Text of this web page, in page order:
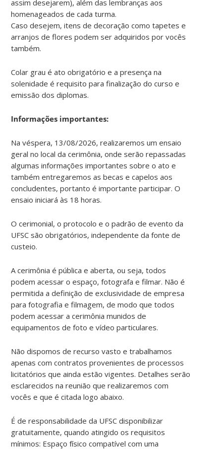
assim desejarem), além das lembranças aos
homenageados de cada turma.
Caso desejem, itens de decoração como tapetes e
arranjos de flores podem ser adquiridos por vocês
também.
Colar grau é ato obrigatório e a presença na
solenidade é requisito para finalização do curso e
emissão dos diplomas.
Informações importantes:
Na véspera, 13/08/2026, realizaremos um ensaio
geral no local da cerimônia, onde serão repassadas
algumas informações importantes sobre o ato e
também entregaremos as becas e capelos aos
concludentes, portanto é importante participar. O
ensaio iniciará às 18 horas.
O cerimonial, o protocolo e o padrão de evento da
UFSC são obrigatórios, independente da fonte de
custeio.
A cerimônia é pública e aberta, ou seja, todos
podem acessar o espaço, fotografa e filmar. Não é
permitida a definição de exclusividade de empresa
para fotografia e filmagem, de modo que todos
podem acessar a cerimônia munidos de
equipamentos de foto e vídeo particulares.
Não dispomos de recurso vasto e trabalhamos
apenas com contratos provenientes de processos
licitatórios que ainda estão vigentes. Detalhes serão
esclarecidos na reunião que realizaremos com
vocês e que é citada logo abaixo.
É de responsabilidade da UFSC disponibilizar
gratuitamente, quando atingido os requisitos
mínimos: Espaço físico compatível com uma